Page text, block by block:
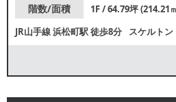
階数/面積
1F / 64.79坪 (214.21
JR山手線浜松町駅徒歩8分 スケルトン